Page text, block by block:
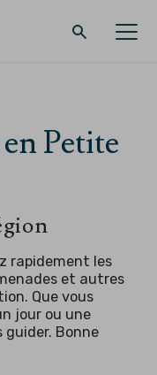
Petite
rapidement les
et autres
Que vous
jour ou une
guider. Bonne